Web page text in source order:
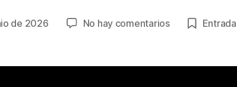
de 2026 No hay comentariosen
de